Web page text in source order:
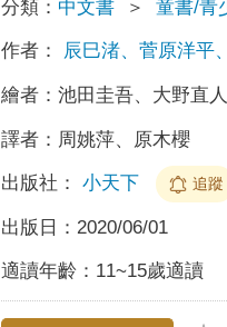
分類： 中文書 ＞ 童書/青
作者： 辰巳渚、菅原洋平
繪者：池田圭吾、大野直
譯者： 周姚萍、原木櫻
出版社： 小天下 追蹤
出版日： 2020/06/01
適讀年齡： 11~15歲適讀